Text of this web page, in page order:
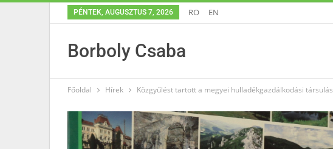
PÉNTEK, AUGUSZTUS 7, 2026 RO EN
Borboly Csaba
Főoldal Hírek Közgyűlést tartott a megyei hulladékgazdálkodási társulás